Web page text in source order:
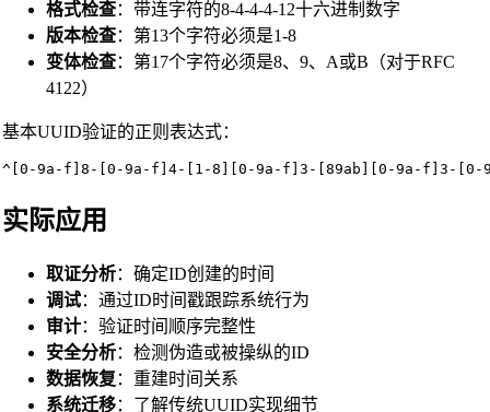
格式检查：带连字符的8-4-4-4-12十六进制数字
版本检查：第13个字符必须是1-8
变体检查：第17个字符必须是8、9、A或B（对于RFC
4122）
基本UUID验证的正则表达式：
^[0-9a-f]8-[0-9a-f]4-[1-8][0-9a-f]3-[89ab][0-9a-f]3-[0-
实际应用
取证分析：确定ID创建的时间
调试：通过ID时间戳跟踪系统行为
审计：验证时间顺序完整性
安全分析：检测伪造或被操纵的ID
数据恢复 ：重建时间关系
系统迁移：了解传统UUID实现细节